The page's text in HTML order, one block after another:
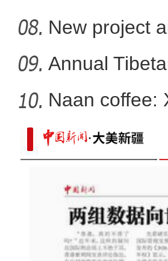
沉浸
f
New project
Annual
Naan coffee: